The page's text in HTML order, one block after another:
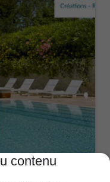
contenu